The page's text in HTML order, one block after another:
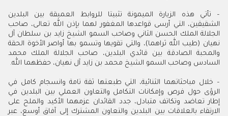
– تأتي هذه الزيارة الميمونة تثبيتا للروابط العميقة بين البلدين
الشقيقين، التي أرسى قواعدها المغفور لهما بإذن الله تعالى، صاحب
الجلالة الملك الحسن الثاني وصاحب السمو الشيخ زايد بن سلطان آل
نهيان (طيب الله ثراهما)، والتي تقويها وتسمو بها أواصر الأخوة الحقة
والمحبة الصادقة بين قائدي البلدين، صاحب الجلالة الملك محمد
السادس وصاحب السمو الشيخ محمد بن زايد آل نهيان، حفظهما الله.
– خلال مباحثاتهما الثنائية، التي طبعتها ثقة تامة وانسجام كامل في
الرؤى حول فرص وإمكانات التكامل والتعاون العملي بين البلدين في
إطار تعاضد وتكاتف متبادل، جدد القائدان عزمهما الأكيد والملح على
الارتقاء بالعلاقات بين البلدين والتعاون المشترك إلى آفاق أوسع، عبر